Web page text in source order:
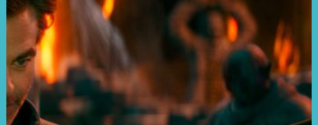
Reviews
Cultura Pop
Streaming
Síguenos: